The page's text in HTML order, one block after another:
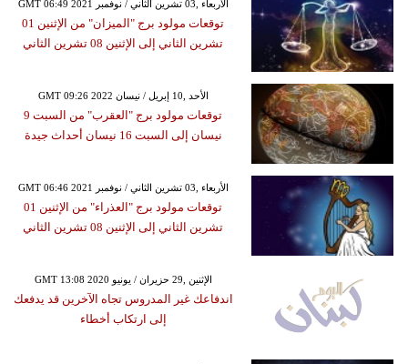
GMT 06:49 2021 الأربعاء ,03 تشرين الثاني / نوفمبر
توقعات مولود برج "الميزان" من الإثنين 01
تشرين الثاني إلى الإثنين 08 تشرين الثاني
GMT 09:26 2022 الأحد ,10 إبريل / نيسان
توقعات مولود برج "العقرب" من السبت 9
نيسان إلى السبت 16 نيسان أحداث جيدة
GMT 06:46 2021 الأربعاء ,03 تشرين الثاني / نوفمبر
توقعات مولود برج "العذراء" من الإثنين 01
تشرين الثاني إلى الإثنين 08 تشرين الثاني
GMT 13:08 2020 الإثنين ,29 حزيران / يونيو
اندفاعك غير المدروس تجاه الآخرين قد يدفعك
إلى ارتكاب أخطاء